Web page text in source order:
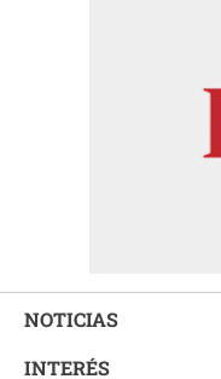
NOTICIAS
INTERÉS